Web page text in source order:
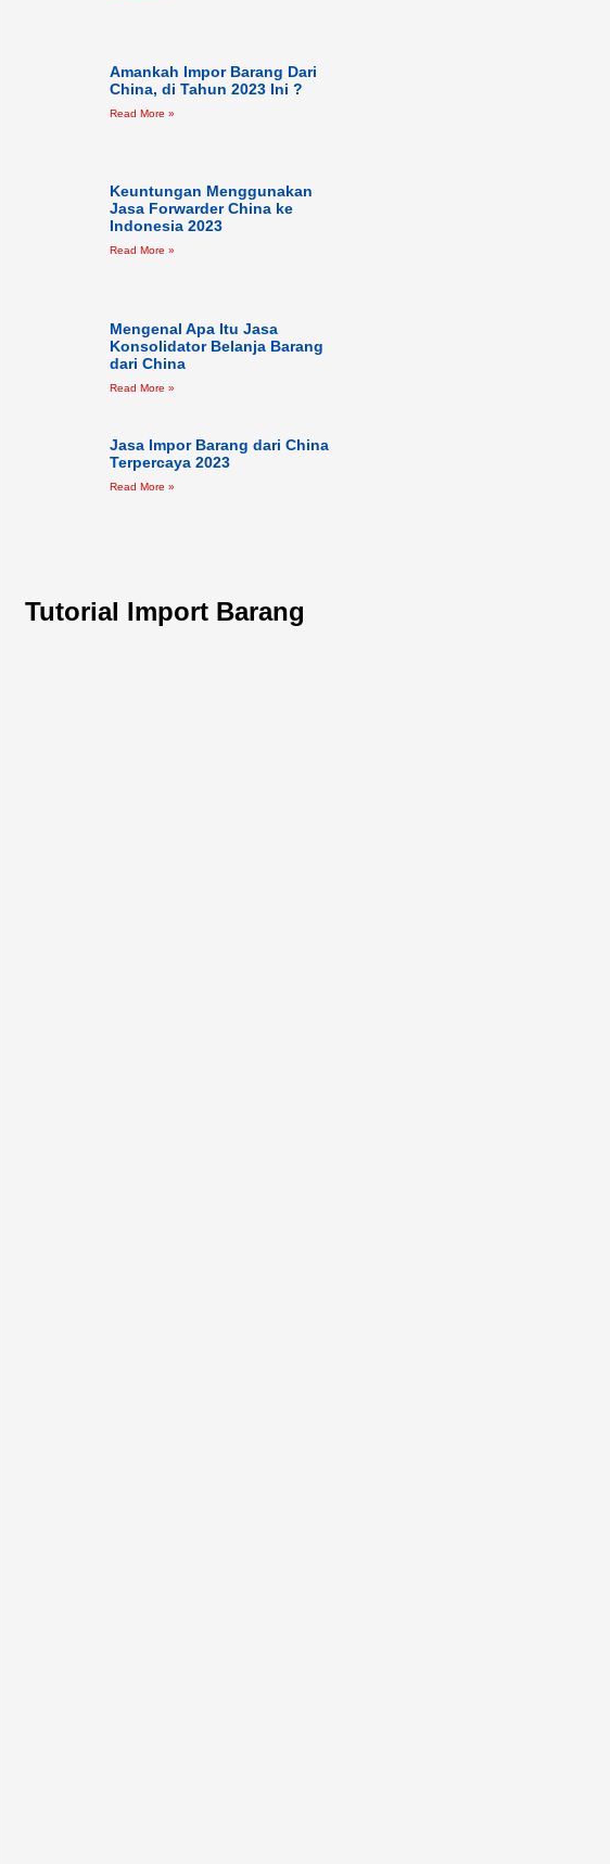
Amankah Impor Barang Dari
China, di Tahun 2023 Ini ?
Read More »
Keuntungan Menggunakan
Jasa Forwarder China ke
Indonesia 2023
Read More »
Mengenal Apa Itu Jasa
Konsolidator Belanja Barang
dari China
Read More »
Jasa Impor Barang dari China
Terpercaya 2023
Read More »
Tutorial Import Barang